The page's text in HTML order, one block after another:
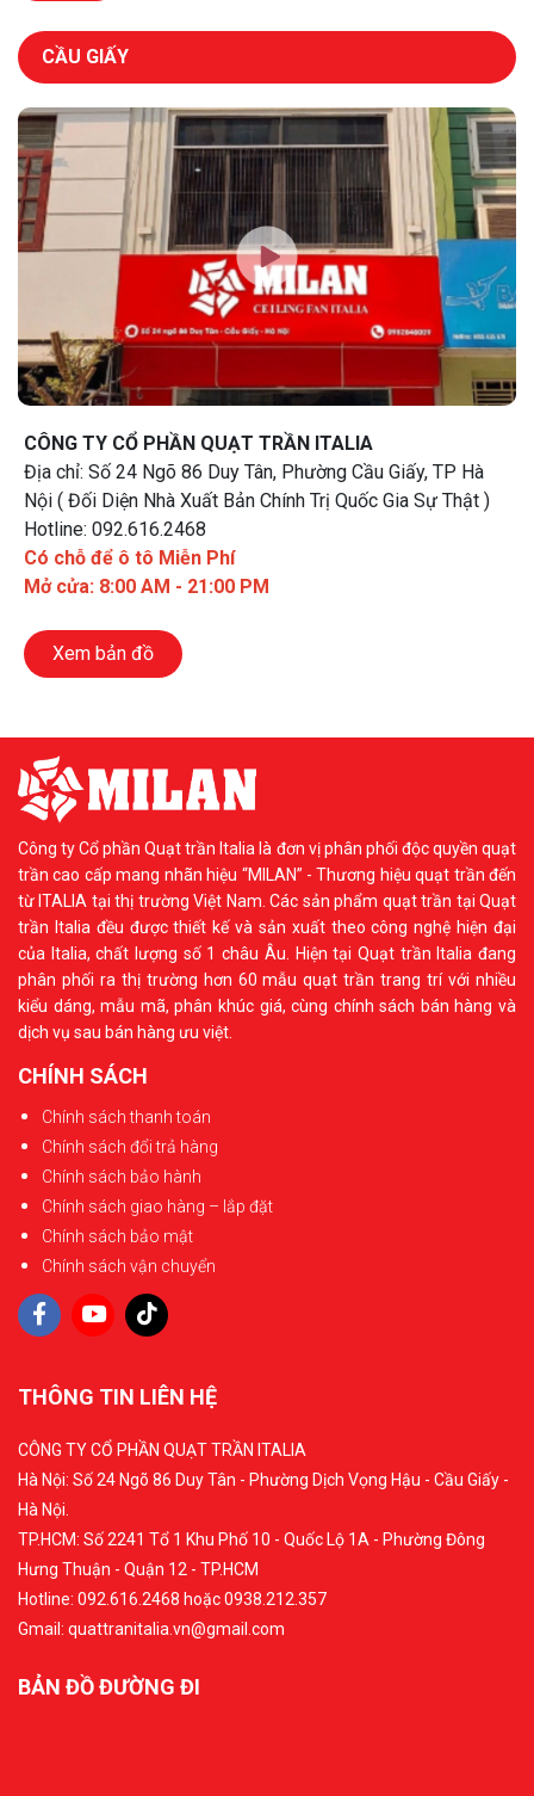
CẦU GIẤY
CÔNG TY CỔ PHẦN QUẠT TRẦN ITALIA
Địa chỉ: Số 24 Ngõ 86 Duy Tân, Phường Cầu Giấy, TP Hà
Nội ( Đối Diện Nhà Xuất Bản Chính Trị Quốc Gia Sự Thật )
Hotline: 092.616.2468
Có chỗ để ô tô Miễn Phí
Mở cửa: 8:00 AM - 21:00 PM
Xem bản đồ
Công ty Cổ phần Quạt trần Italia là đơn vị phân phối độc quyền quạt
trần cao cấp mang nhãn hiệu “MILAN” - Thương hiệu quạt trần đến
từ ITALIA tại thị trường Việt Nam. Các sản phẩm quạt trần tại Quạt
trần Italia đều được thiết kế và sản xuất theo công nghệ hiện đại
của Italia, chất lượng số 1 châu Âu. Hiện tại Quạt trần Italia đang
phân phối ra thị trường hơn 60 mẫu quạt trần trang trí với nhiều
kiểu dáng, mẫu mã, phân khúc giá, cùng chính sách bán hàng và
dịch vụ sau bán hàng ưu việt.
CHÍNH SÁCH
Chính sách thanh toán
Chính sách đổi trả hàng
Chính sách bảo hành
Chính sách giao hàng – lắp đặt
Chính sách bảo mật
Chính sách vận chuyển
THÔNG TIN LIÊN HỆ
CÔNG TY CỔ PHẦN QUẠT TRẦN ITALIA
Hà Nội: Số 24 Ngõ 86 Duy Tân - Phường Dịch Vọng Hậu - Cầu Giấy -
Hà Nội.
TP.HCM: Số 2241 Tổ 1 Khu Phố 10 - Quốc Lộ 1A - Phường Đông
Hưng Thuận - Quận 12 - TP.HCM
Hotline: 092.616.2468 hoặc 0938.212.357
Gmail: quattranitalia.vn@gmail.com
BẢN ĐỒ ĐƯỜNG ĐI